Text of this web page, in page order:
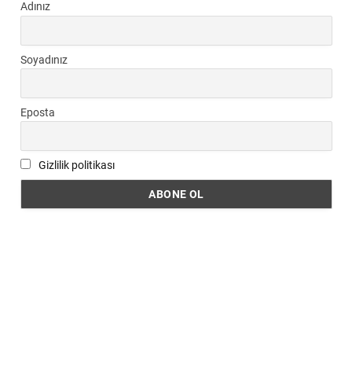
Adınız
Soyadınız
Eposta
Gizlilik politikası